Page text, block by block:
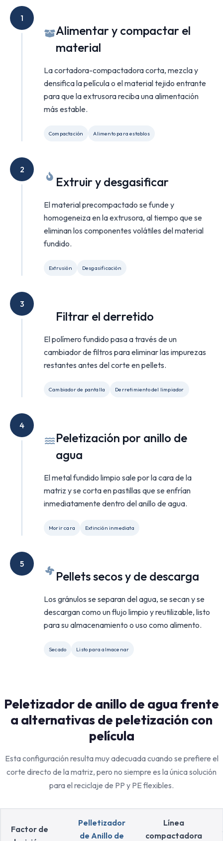
1
Alimentar y compactar el
material
La cortadora-compactadora corta, mezcla y
densifica la película o el material tejido entrante
para que la extrusora reciba una alimentación
más estable.
Compactación Alimento para establos
2
Extruir y desgasificar
El material precompactado se funde y
homogeneiza en la extrusora, al tiempo que se
eliminan los componentes volátiles del material
fundido.
Extrusión Desgasificación
3
Filtrar el derretido
El polímero fundido pasa a través de un
cambiador de filtros para eliminar las impurezas
restantes antes del corte en pellets.
Cambiador de pantalla Derretimiento del limpiador
4
Peletización por anillo de
agua
El metal fundido limpio sale por la cara de la
matriz y se corta en pastillas que se enfrían
inmediatamente dentro del anillo de agua.
Morir cara Extinción inmediata
5
Pellets secos y de descarga
Los gránulos se separan del agua, se secan y se
descargan como un flujo limpio y reutilizable, listo
para su almacenamiento o uso como alimento.
Secado Listo para almacenar
Peletizador de anillo de agua frente
a alternativas de peletización con
película
Esta configuración resulta muy adecuada cuando se prefiere el
corte directo de la matriz, pero no siempre es la única solución
para el reciclaje de PP y PE flexibles.
Factor de
Pelletizador
de Anillo de
Línea
compactadora